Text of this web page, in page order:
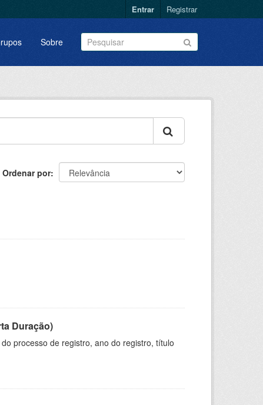
Entrar Registrar
Sobre
Ordenar por
Duração)
processo de registro, ano do registro, título